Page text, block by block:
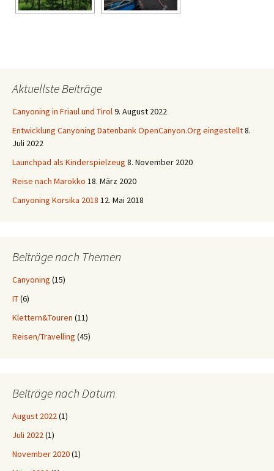
Aktuellste Beiträge
Canyoning in Friaul und Tirol9. August 2022
Entwicklung Canyoning Datenbank OpenCanyon.Org eingestellt8.
Juli 2022
Launchpad als Kinderspielzeug 8. November 2020
Reise nach Marokko 18. März 2020
Canyoning Korsika 2018 12. Mai 2018
Beiträge nach Themen
Canyoning (15)
IT(6)
Klettern&Touren (11)
Reisen/Travelling (45)
Beiträge nach Datum
August 2022(1)
Juli 2022(1)
November 2020(1)